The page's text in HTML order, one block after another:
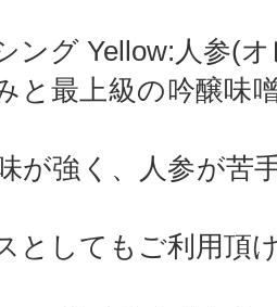
ング Yellow:人参(
と最上級の吟醸味
が強く、人参が苦
としてもご利用頂